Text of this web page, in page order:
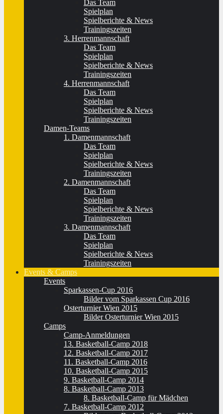
Das Team
Spielplan
Spielberichte & News
Trainingszeiten
3. Herrenmannschaft
Das Team
Spielplan
Spielberichte & News
Trainingszeiten
4. Herrenmannschaft
Das Team
Spielplan
Spielberichte & News
Trainingszeiten
Damen-Teams
1. Damenmannschaft
Das Team
Spielplan
Spielberichte & News
Trainingszeiten
2. Damenmannschaft
Das Team
Spielplan
Spielberichte & News
Trainingszeiten
3. Damenmannschaft
Das Team
Spielplan
Spielberichte & News
Trainingszeiten
Events & Camps
Events
Sparkassen-Cup 2016
Bilder vom Sparkassen Cup 2016
Osterturnier Wien 2015
Bilder Osterturnier Wien 2015
Camps
Camp-Anmeldungen
13. Basketball-Camp 2018
12. Basketball-Camp 2017
11. Basketball-Camp 2016
10. Basketball-Camp 2015
9. Basketball-Camp 2014
8. Basketball-Camp 2013
8. Basketball-Camp für Mädchen
7. Basketball-Camp 2012